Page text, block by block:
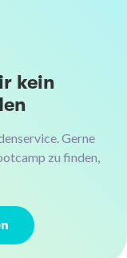
kein
Gerne
zu finden,